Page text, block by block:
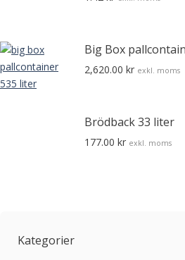
Big Box
2,620.00 kr exkl. moms
Brödback 33 liter
177.00 kr exkl. moms
Kategorier